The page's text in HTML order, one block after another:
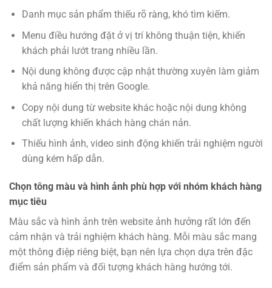
Danh mục sản phẩm thiếu rõ ràng, khó tìm kiếm.
Menu điều hướng đặt ở vị trí không thuận tiện, khiến
khách phải lướt trang nhiều lần.
Nội dung không được cập nhật thường xuyên làm giảm
khả năng hiển thị trên Google.
Copy nội dung từ website khác hoặc nội dung không
chất lượng khiến khách hàng chán nản.
Thiếu hình ảnh, video sinh động khiến trải nghiệm người
dùng kém hấp dẫn.
Chọn tông màu và hình ảnh phù hợp với nhóm khách hàng
mục tiêu
Màu sắc và hình ảnh trên website ảnh hưởng rất lớn đến
cảm nhận và trải nghiệm khách hàng. Mỗi màu sắc mang
một thông điệp riêng biệt, bạn nên lựa chọn dựa trên đặc
điểm sản phẩm và đối tượng khách hàng hướng tới.